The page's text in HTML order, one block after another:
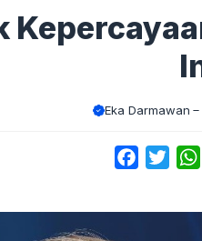
Eka Darmawan
Facebook